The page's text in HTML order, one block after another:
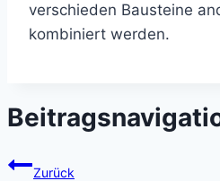
verschieden Bausteine
kombiniert werden.
Zurück